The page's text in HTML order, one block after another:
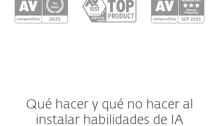
Qué hacer y qué no hacer al
instalar habilidades de IA